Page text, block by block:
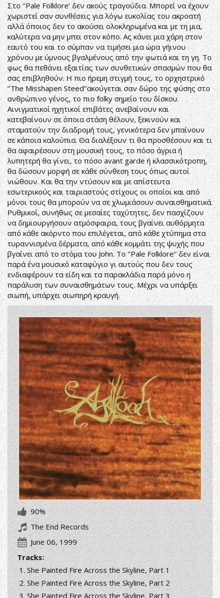
Στο ‘’Pale Folklore’ δεν ακούς τραγούδια. Μπορεί να έχουν
χωριστεί σαν συνθέσεις για λόγω ευκολίας του ακροατή
αλλά όποιος δεν το ακούσει ολοκληρωμένα και με τη μια,
καλύτερα να μην μπει στον κόπο. Ας κάνει μια χάρη στον
εαυτό του και το σύμπαν να τιμήσει μια ώρα γήινου
χρόνου με ύμνους βγαλμένους από την φωτιά και τη γη. Το
φως θα πεθάνει εξαιτίας των συνθετικών σπασμών που θα
σας επιβληθούν. Η πιο ήρεμη στιγμή τους, το ορχηστρικό
‘’The Misshapen Steed’’ακούγεται σαν δώρο της φύσης στο
ανθρώπινο γένος, το πιο folky σημείο του δίσκου.
Αινιγματικοί ηχητικοί επιβάτες ανεβαίνουν και
κατεβαίνουν σε όποια στάση θέλουν, ξεκινούν και
σταματούν την διαδρομή τους, γενικότερα δεν μπαίνουν
σε κάποια καλούπια. Θα διαλέξουν τι θα προσθέσουν και τι
θα αφαιρέσουν στη μουσική τους, το πόσο άγρια ή
λυπητερή θα γίνει, το πόσο avant garde ή κλασσικότροπη,
θα δώσουν μορφή σε κάθε σύνθεση τους όπως αυτοί
νιώθουν. Και θα την ντύσουν και με απίστευτα
εσωτερικούς και ταιριαστούς στίχους οι οποίοι και από
μόνοι τους θα μπορούν να σε χλωμιάσουν συναισθηματικά.
Ρυθμικοί, συνήθως σε μεσαίες ταχύτητες, δεν πασχίζουν
να δημιουργήσουν ατμόσφαιρα, τους βγαίνει αυθόρμητα
από κάθε ακόρντο που επιλέγεται, από κάθε χτύπημα στα
τυραννισμένα δέρματα, από κάθε κομμάτι της ψυχής που
βγαίνει από το στόμα του John. To ‘’Pale Folklore’’ δεν είναι
παρά ένα μουσικό καταφύγιο γι αυτούς που δεν τους
ενδιαφέρουν τα είδη και τα παρακλάδια παρά μόνο η
παράλυση των συναισθημάτων τους. Μέχρι να υπάρξει
σιωπή, υπάρχει σιωπηρή κραυγή.
90%
The End Records
June 06, 1999
Tracks:
She Painted Fire Across the Skyline, Part 1
She Painted Fire Across the Skyline, Part 2
She Painted Fire Across the Skyline, Part 3